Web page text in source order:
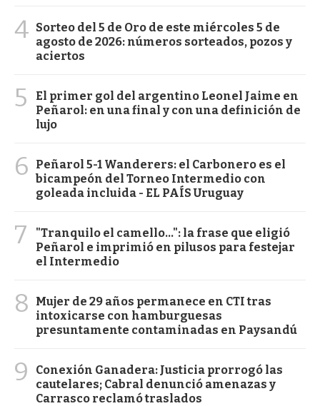
4 Sorteo del 5 de Oro de este miércoles 5 de
agosto de 2026: números sorteados, pozos y
aciertos
5
El primer gol del argentino Leonel Jaime en
Peñarol: en una final y con una definición de
lujo
6
Peñarol 5-1 Wanderers: el Carbonero es el
bicampeón del Torneo Intermedio con
goleada incluida - EL PAÍS Uruguay
7
"Tranquilo el camello...": la frase que eligió
Peñarol e imprimió en pilusos para festejar
el Intermedio
8
Mujer de 29 años permanece en CTI tras
intoxicarse con hamburguesas
presuntamente contaminadas en Paysandú
9
Conexión Ganadera: Justicia prorrogó las
cautelares; Cabral denunció amenazas y
Carrasco reclamó traslados